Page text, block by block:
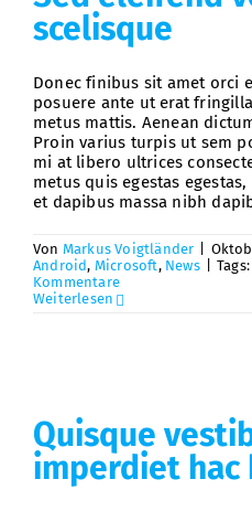
scelisque
Donec finibus sit amet orci
posuere ante ut erat
metus mattis. Aenean
Proin varius turpis ut sem
mi at libero ultrices
metus quis egestas
et dapibus massa nibh
Von Markus Voigtländer
Android, Microsoft, News
Kommentare
Weiterlesen
Quisque
imperdiet hac